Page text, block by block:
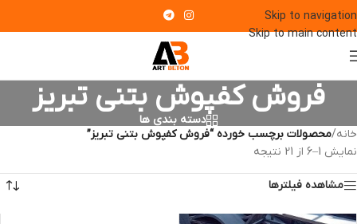
Skip to navigation
Skip to main content
فروش کفپوش بتنی تبریز
دسته بندی ها
خانه/محصولات برچسب خورده “فروش کفپوش بتنی تبریز”
نمایش 1–6 از 21 نتیجه
مشاهده فیلترها